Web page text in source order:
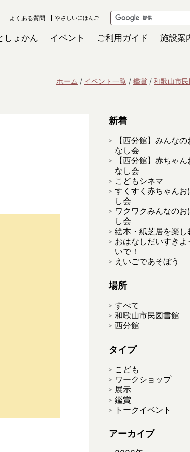
よくある質問 やさしいにほんご
しょかん イベント ご利用ガイド 施設案
ホーム イベント一覧 鑑賞 和歌山市
新着
【西分館】みんなの
なし会
【西分館】赤ちゃん
なし会
こどもシネマ
すくすく赤ちゃんお
し会
ワクワクみんなのお
し会
絵本・紙芝居を楽し
おはなしだいすきよ
いで！
えいごであそぼう
場所
すべて
和歌山市民図書館
西分館
タイプ
こども
ワークショップ
展示
鑑賞
トークイベント
アーカイブ